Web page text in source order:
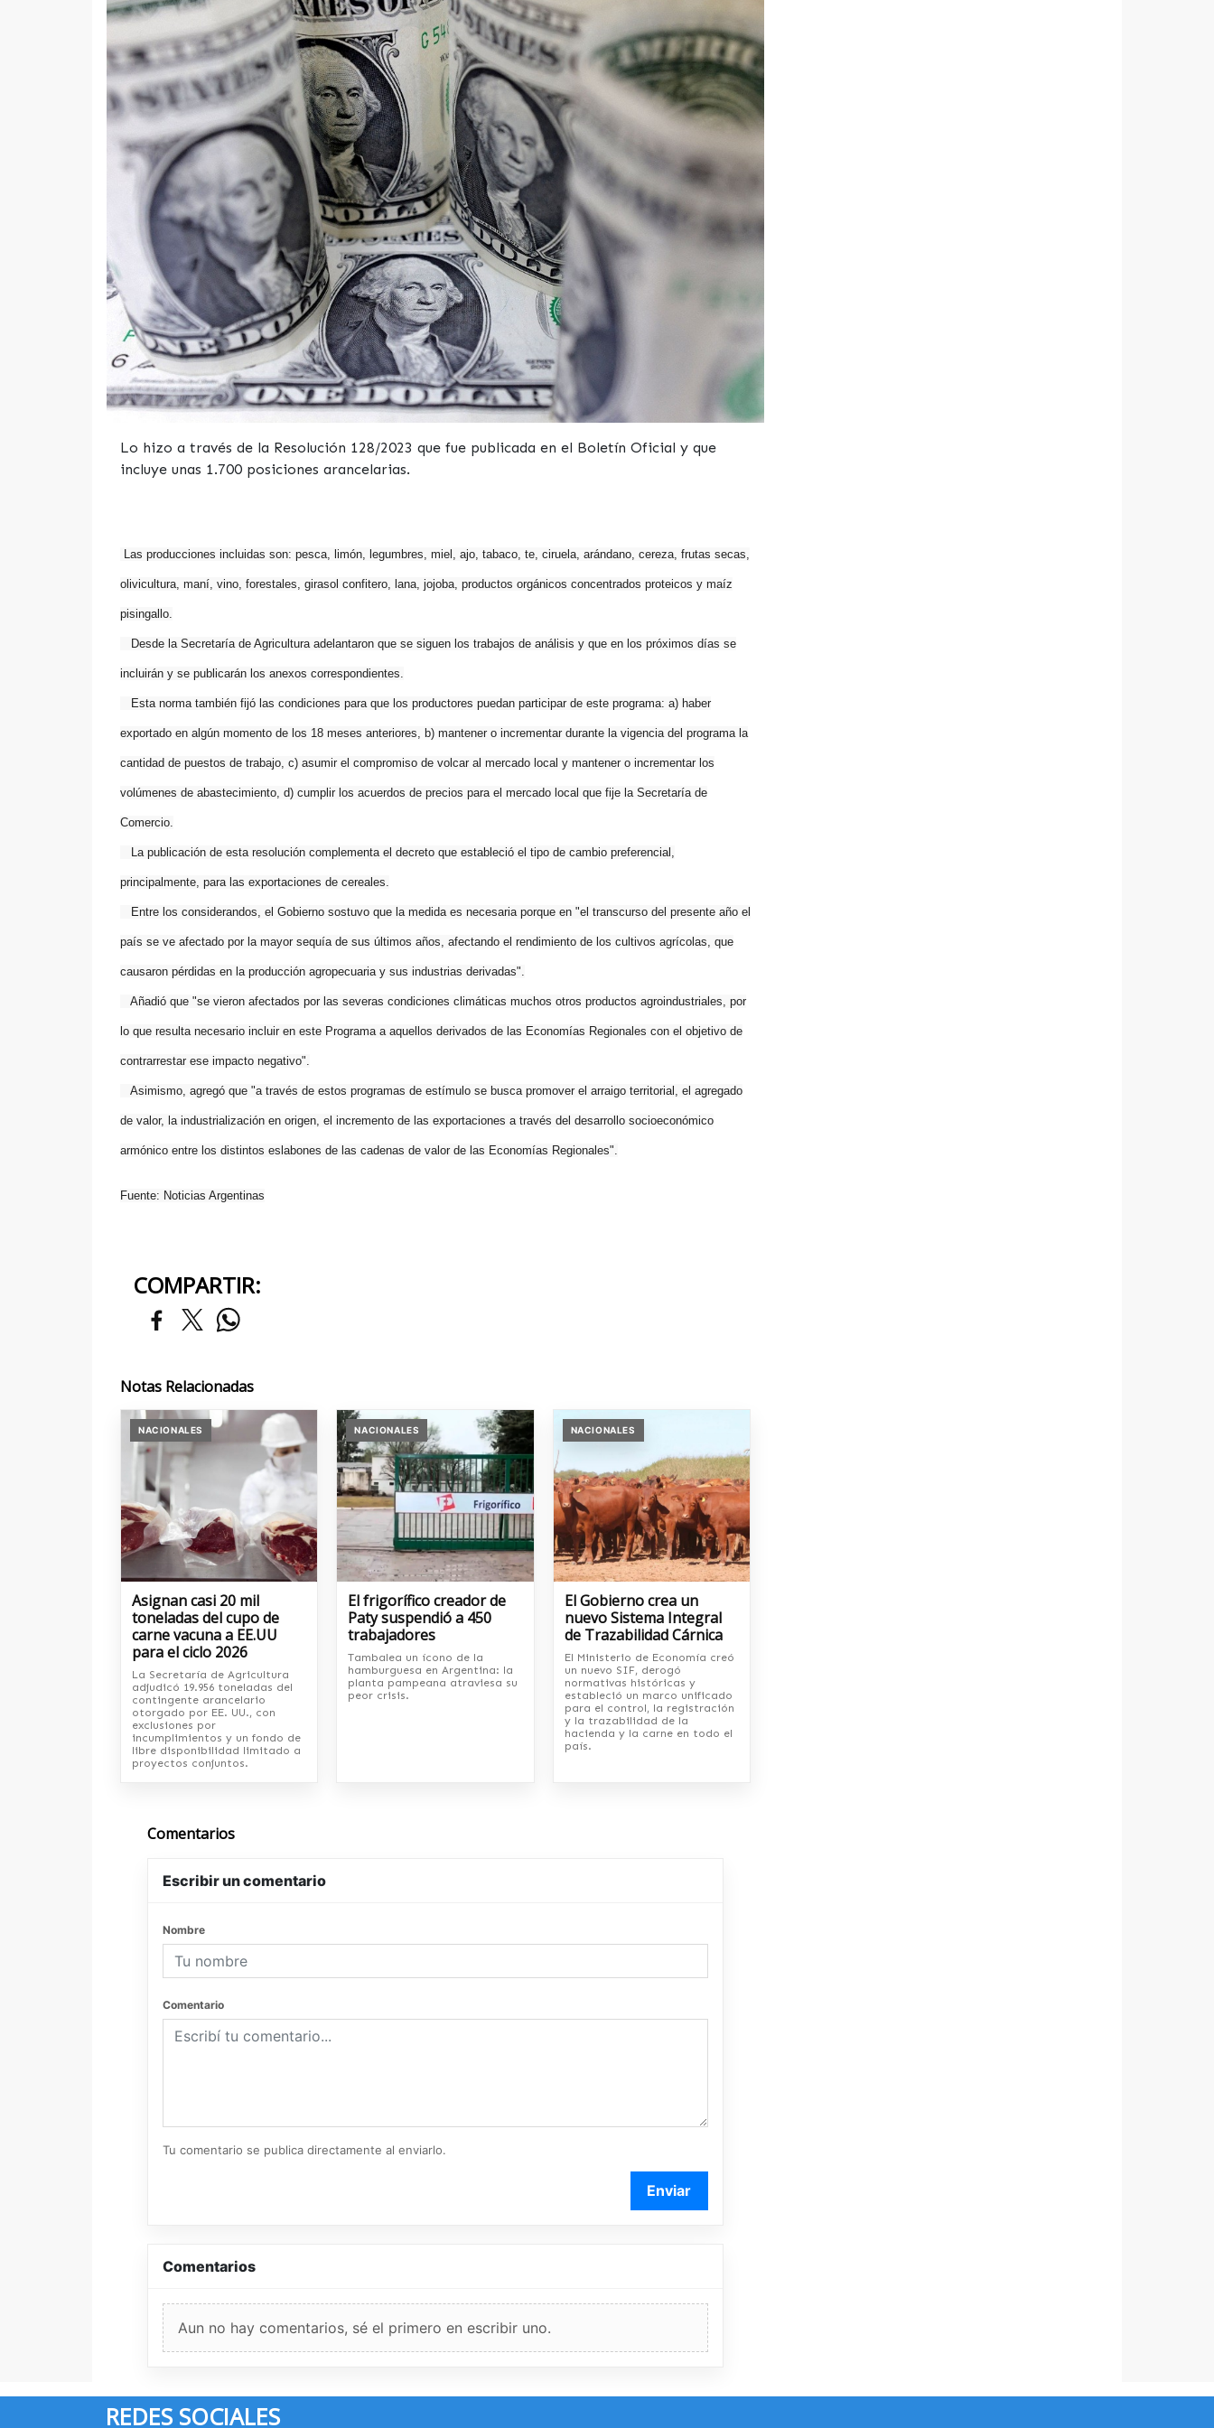
Lo hizo a través de la Resolución 128/2023 que fue publicada en el Boletín Oficial y que
incluye unas 1.700 posiciones arancelarias.
Las producciones incluidas son: pesca, limón, legumbres, miel, ajo, tabaco, te, ciruela, arándano, cereza, frutas secas,
olivicultura, maní, vino, forestales, girasol confitero, lana, jojoba, productos orgánicos concentrados proteicos y maíz
pisingallo.
Desde la Secretaría de Agricultura adelantaron que se siguen los trabajos de análisis y que en los próximos días se
incluirán y se publicarán los anexos correspondientes.
Esta norma también fijó las condiciones para que los productores puedan participar de este programa: a) haber
exportado en algún momento de los 18 meses anteriores, b) mantener o incrementar durante la vigencia del programa la
cantidad de puestos de trabajo, c) asumir el compromiso de volcar al mercado local y mantener o incrementar los
volúmenes de abastecimiento, d) cumplir los acuerdos de precios para el mercado local que fije la Secretaría de
Comercio.
La publicación de esta resolución complementa el decreto que estableció el tipo de cambio preferencial,
principalmente, para las exportaciones de cereales.
Entre los considerandos, el Gobierno sostuvo que la medida es necesaria porque en "el transcurso del presente año el
país se ve afectado por la mayor sequía de sus últimos años, afectando el rendimiento de los cultivos agrícolas, que
causaron pérdidas en la producción agropecuaria y sus industrias derivadas".
Añadió que "se vieron afectados por las severas condiciones climáticas muchos otros productos agroindustriales, por
lo que resulta necesario incluir en este Programa a aquellos derivados de las Economías Regionales con el objetivo de
contrarrestar ese impacto negativo".
Asimismo, agregó que "a través de estos programas de estímulo se busca promover el arraigo territorial, el agregado
de valor, la industrialización en origen, el incremento de las exportaciones a través del desarrollo socioeconómico
armónico entre los distintos eslabones de las cadenas de valor de las Economías Regionales".
Fuente: Noticias Argentinas
COMPARTIR:
Notas Relacionadas
NACIONALES
Asignan casi 20 mil
toneladas del cupo de
carne vacuna a EE.UU
para el ciclo 2026
La Secretaría de Agricultura
adjudicó 19.956 toneladas del
contingente arancelario
otorgado por EE. UU., con
exclusiones por
incumplimientos y un fondo de
libre disponibilidad limitado a
proyectos conjuntos.
NACIONALES
El frigorífico creador de
Paty suspendió a 450
trabajadores
Tambalea un ícono de la
hamburguesa en Argentina: la
planta pampeana atraviesa su
peor crisis.
NACIONALES
El Gobierno crea un
nuevo Sistema Integral
de Trazabilidad Cárnica
El Ministerio de Economía creó
un nuevo SIF, derogó
normativas históricas y
estableció un marco unificado
para el control, la registración
y la trazabilidad de la
hacienda y la carne en todo el
país.
Comentarios
Escribir un comentario
Nombre
Comentario
Tu comentario se publica directamente al enviarlo.
Enviar
Comentarios
Aun no hay comentarios, sé el primero en escribir uno.
REDES SOCIALES